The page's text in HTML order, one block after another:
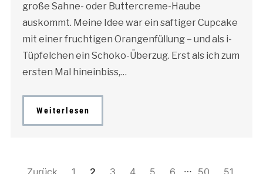
große Sahne- oder Buttercreme-Haube
auskommt. Meine Idee war ein saftiger Cupcake
mit einer fruchtigen Orangenfüllung – und als i-
Tüpfelchen ein Schoko-Überzug. Erst als ich zum
ersten Mal hineinbiss,…
Weiterlesen
…